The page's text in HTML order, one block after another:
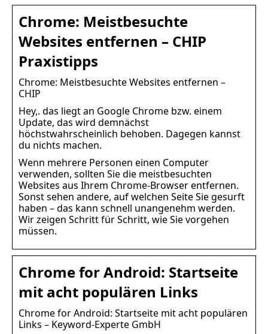
Chrome: Meistbesuchte
Websites entfernen – CHIP
Praxistipps
Chrome: Meistbesuchte Websites entfernen –
CHIP
Hey,. das liegt an Google Chrome bzw. einem
Update, das wird demnächst
höchstwahrscheinlich behoben. Dagegen kannst
du nichts machen.
Wenn mehrere Personen einen Computer
verwenden, sollten Sie die meistbesuchten
Websites aus Ihrem Chrome-Browser entfernen.
Sonst sehen andere, auf welchen Seite Sie gesurft
haben – das kann schnell unangenehm werden.
Wir zeigen Schritt für Schritt, wie Sie vorgehen
müssen.
Chrome for Android: Startseite
mit acht populären Links
Chrome for Android: Startseite mit acht populären
Links – Keyword-Experte GmbH